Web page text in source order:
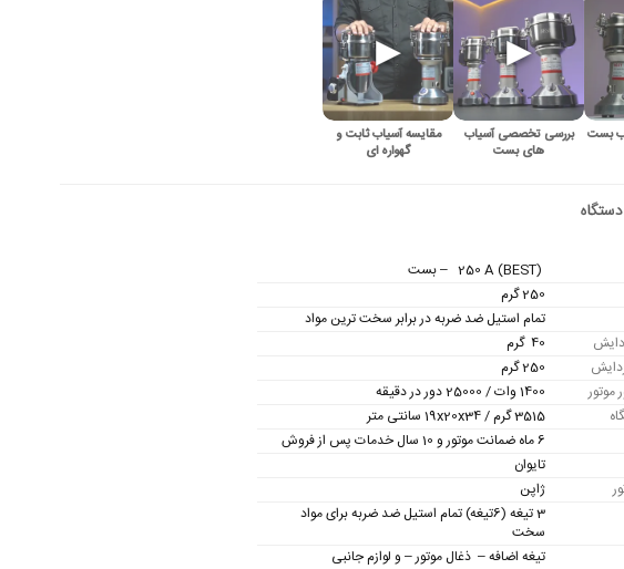
بست
بررسی تخصصی آسیاب
های بست
مقایسه آسیاب ثابت و
گهواره ای
(BEST) 250 A – بست
250 گرم
تمام استیل ضد ضربه در برابر سخت ترین مواد
40 گرم
250 گرم
موتور
1400 وات / 25000 دور در دقیقه
3515 گرم / 19x20x34 سانتی متر
6 ماه ضمانت موتور و 10 سال خدمات پس از فروش
تایوان
ژاپن
3 تیغه (6تیغه) تمام استیل ضد ضربه برای مواد
سخت
تیغه اضافه – ذغال موتور – و لوازم جانبی